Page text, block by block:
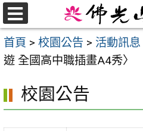
跳
至
主
要
首頁 > 校園公告 > 活動訊息
遊 全國高中職插畫A4秀〉
校園公告
選
單